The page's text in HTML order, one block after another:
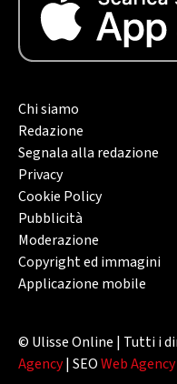
Chi siamo
Redazione
Segnala alla redazione
Privacy
Cookie Policy
Pubblicità
Moderazione
Copyright ed immagini
Applicazione mobile
© Ulisse Online | Tutti i
Agency| SEOWeb